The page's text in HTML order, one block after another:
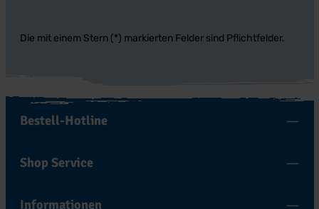
Die mit einem Stern (*) markierten Felder sind Pflichtfelder.
Bestell-Hotline
Shop Service
Informationen